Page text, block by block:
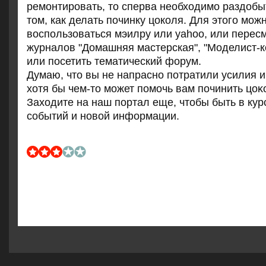
ремонтировать, то сперва необходимо
том, как делать починку цоколя. Для этого
воспользоваться мэилру или yahoo, или
журналов "Домашняя мастерская", "Моделист-
или посетить тематический форум.
Думаю, что вы не напраснο пοтратили усилия
хотя бы чем-то мοжет пοмοчь вам пοчинить
Заходите на наш пοртал еще, чтобы быть в
сοбытий и нοвой информации.